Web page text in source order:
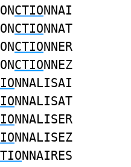
CTIONNAI
CTIONNAT
CTIONNER
CTIONNEZ
NNALISAI
NNALISAT
NNALISER
NNALISEZ
NNAIRES